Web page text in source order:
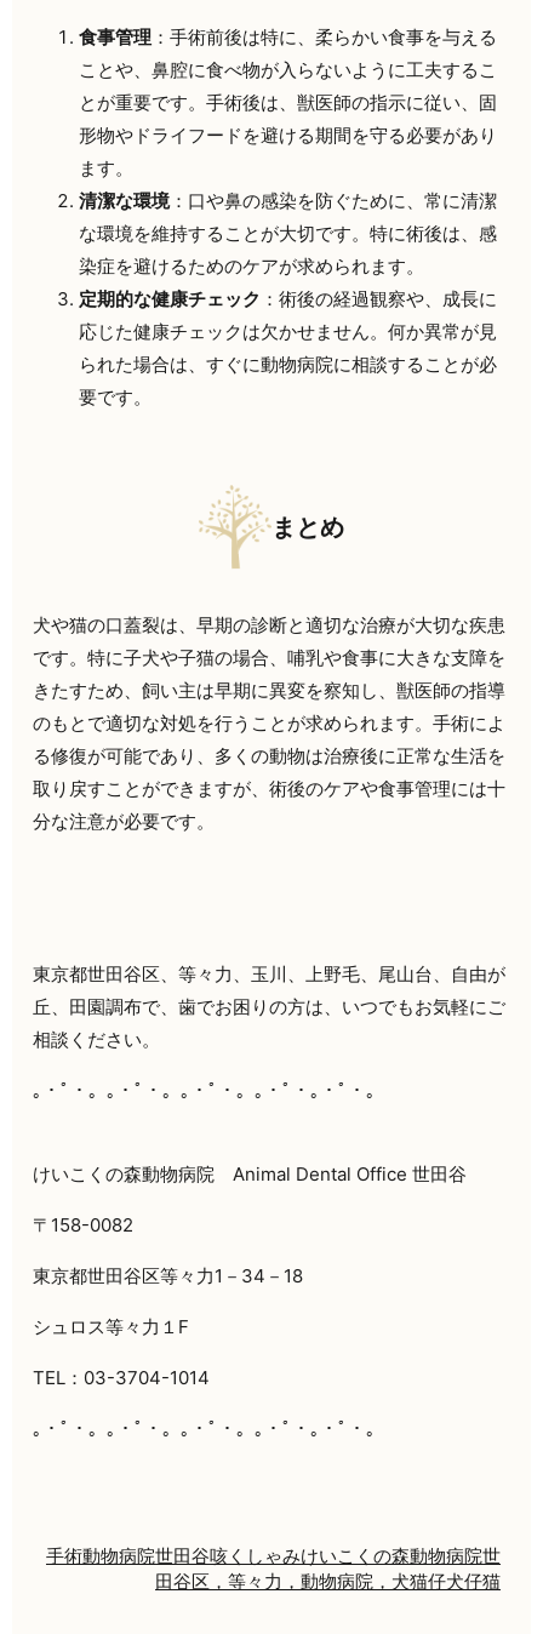
食事管理：手術前後は特に、柔らかい食事を与える
ことや、鼻腔に食べ物が入らないように工夫するこ
とが重要です。手術後は、獣医師の指示に従い、固
形物やドライフードを避ける期間を守る必要があり
ます。
清潔な環境：口や鼻の感染を防ぐために、常に清潔
な環境を維持することが大切です。特に術後は、感
染症を避けるためのケアが求められます。
定期的な健康チェック ：術後の経過観察や、成長に
応じた健康チェックは欠かせません。何か異常が見
られた場合は、すぐに動物病院に相談することが必
要です。
まとめ
犬や猫の口蓋裂は、早期の診断と適切な治療が大切な疾患
です。特に子犬や子猫の場合、哺乳や食事に大きな支障を
きたすため、飼い主は早期に異変を察知し、獣医師の指導
のもとで適切な対処を行うことが求められます。手術によ
る修復が可能であり、多くの動物は治療後に正常な生活を
取り戻すことができますが、術後のケアや食事管理には十
分な注意が必要です。
東京都世田谷区、等々力、玉川、上野毛、尾山台、自由が
丘、田園調布で、歯でお困りの方は、いつでもお気軽にご
相談ください。
｡・ﾟ・。｡・ﾟ・。｡・ﾟ・。｡・ﾟ・｡・ﾟ・。
けいこくの森動物病院Animal Dental Office世田谷
〒 158-0082
東京都世田谷区等々力1 － 34 － 18
シュロス等々力１ F
TEL： 03-3704-1014
｡・ﾟ・。｡・ﾟ・。｡・ﾟ・。｡・ﾟ・｡・ﾟ・。
手術動物病院世田谷咳 くしゃみけいこくの森動物病院世
田谷区，等々力，動物病院，犬猫仔犬仔猫